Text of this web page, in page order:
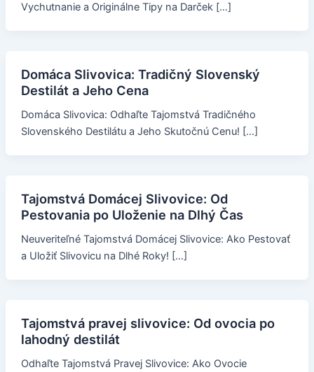
Vychutnanie a Originálne Tipy na Darček […]
Domáca Slivovica: Tradičný Slovenský
Destilát a Jeho Cena
Domáca Slivovica: Odhaľte Tajomstvá Tradičného
Slovenského Destilátu a Jeho Skutočnú Cenu! […]
Tajomstvá Domácej Slivovice: Od
Pestovania po Uloženie na Dlhý Čas
Neuveriteľné Tajomstvá Domácej Slivovice: Ako Pestovať
a Uložiť Slivovicu na Dlhé Roky! […]
Tajomstvá pravej slivovice: Od ovocia po
lahodný destilát
Odhaľte Tajomstvá Pravej Slivovice: Ako Ovocie